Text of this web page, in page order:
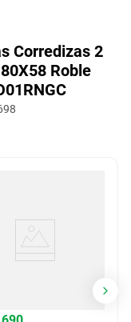
Corredizas 2
Roble